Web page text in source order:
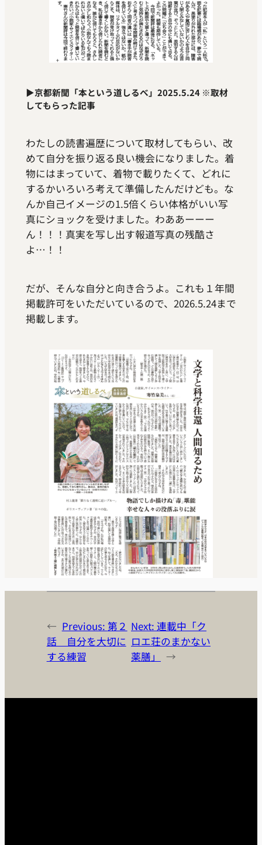
▶京都新聞「本という道しるべ」2025.5.24 ※取材
してもらった記事
わたしの読書遍歴について取材してもらい、改
めて自分を振り返る良い機会になりました。着
物にはまっていて、着物で載りたくて、どれに
するかいろいろ考えて準備したんだけども。な
んか自己イメージの1.5倍くらい体格がいい写
真にショックを受けました。わああーーー
ん！！！真実を写し出す報道写真の残酷さ
よ…！！
だが、そんな自分と向き合うよ。これも１年間
掲載許可をいただいているので、2026.5.24まで
掲載します。
← Previous: 第２
話 自分を大切に
する練習
Next: 連載中「ク
ロエ荘のまかない
薬膳」
→